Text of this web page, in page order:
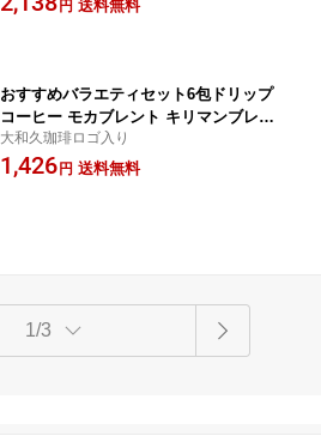
ーギフト コーヒー ギフト 専門店 父の日
円 送料無料
おすすめバラエティセット6包ドリップ
コーヒー モカブレント キリマンブレン
ド スペシャルブレンド 10g × 各2包 ド
リップパック 個包装 水素水 焙煎 珈琲
大和久珈琲ロゴ入り
1,426円 送料無料
1/3